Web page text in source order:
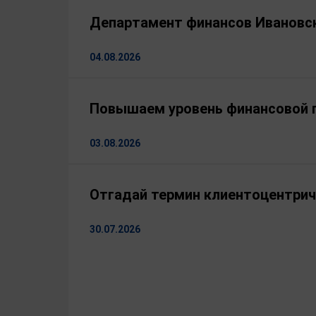
Департамент финансов
04.08.2026
Повышаем уровень финансовой
03.08.2026
Отгадай термин
30.07.2026
завода в г.Вичуга. С 1990
финансов Ивановской
Российской Федерации»,